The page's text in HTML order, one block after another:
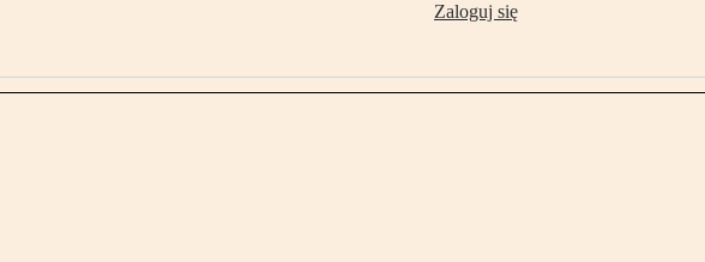
Zaloguj się